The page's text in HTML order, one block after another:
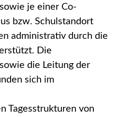
je einer Co-
bzw. Schulstandort
administrativ durch die
Die
die Leitung der
sich im
Tagesstrukturen von